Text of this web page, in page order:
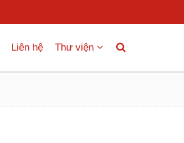
Liên hệ Thư viện